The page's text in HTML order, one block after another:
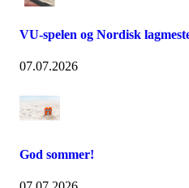
VU-spelen og Nordisk
07.07.2026
God sommer!